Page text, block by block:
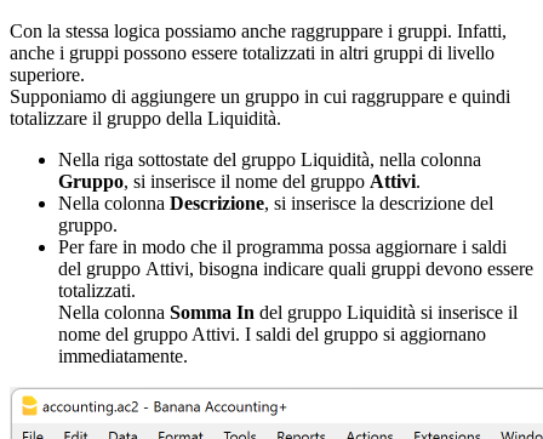
Con la stessa logica possiamo anche raggruppare i gruppi. Infatti,
anche i gruppi possono essere totalizzati in altri gruppi di livello
superiore.
Supponiamo di aggiungere un gruppo in cui raggruppare e quindi
totalizzare il gruppo della Liquidità.
Nella riga sottostate del gruppo Liquidità, nella colonna
Gruppo, si inserisce il nome del gruppo Attivi.
Nella colonna Descrizione, si inserisce la descrizione del
gruppo.
Per fare in modo che il programma possa aggiornare i saldi
del gruppo Attivi, bisogna indicare quali gruppi devono essere
totalizzati.
Nella colonna Somma In del gruppo Liquidità si inserisce il
nome del gruppo Attivi. I saldi del gruppo si aggiornano
immediatamente.